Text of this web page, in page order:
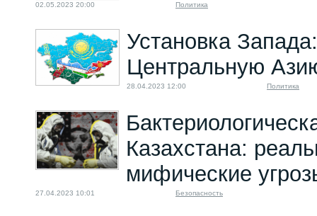
02.05.2023 20:00 Политика
Установка
Центральную
28.04.2023 12:00 Политика
Казахстана:
мифические
27.04.2023 10:01 Безопасность